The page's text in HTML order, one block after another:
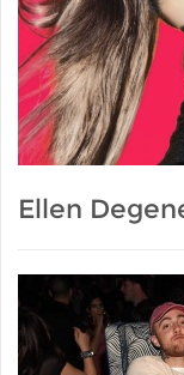
Ellen